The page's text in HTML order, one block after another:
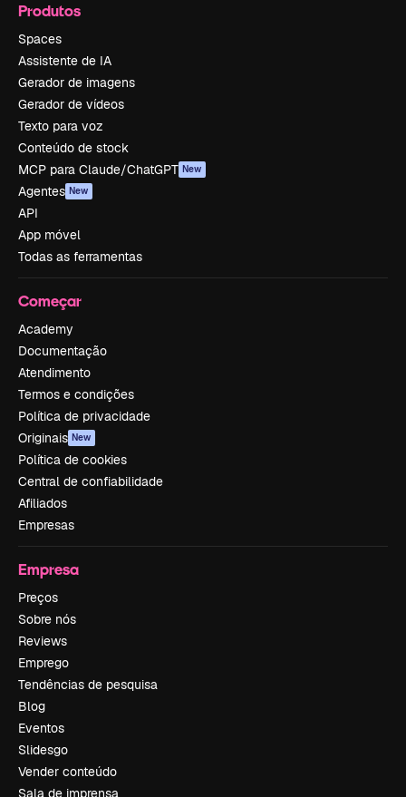
Produtos
Spaces
Assistente de IA
Gerador de imagens
Gerador de vídeos
Texto para voz
Conteúdo de stock
MCP para Claude/ChatGPT New
Agentes New
API
App móvel
Todas as ferramentas
Começar
Academy
Documentação
Atendimento
Termos e condições
Política de privacidade
Originais New
Política de cookies
Central de confiabilidade
Afiliados
Empresas
Empresa
Preços
Sobre nós
Reviews
Emprego
Tendências de pesquisa
Blog
Eventos
Slidesgo
Vender conteúdo
Sala de imprensa